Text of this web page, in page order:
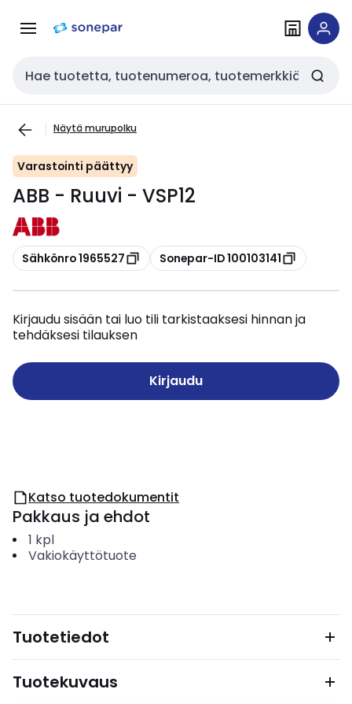
navigointiinsisältöön
Haku
Näytä murupolku
Varastointi päättyy
ABB - Ruuvi - VSP12
Kopioi
Sähkönro 1965527 Kopioi
Sonepar-ID 100103141
Kirjaudu sisään tai luo tili tarkistaaksesi hinnan ja
tehdäksesi tilauksen
Kirjaudu
Katso tuotedokumentit
Pakkaus ja ehdot
1 kpl
Vakiokäyttötuote
Tuotetiedot
Tuotekuvaus